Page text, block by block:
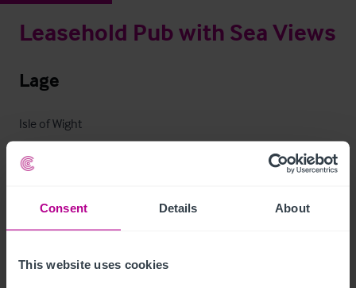
Consent Details About
This website uses cookies
Leasehold Pub with Sea Views
Lage
Isle of Wight
Leasehold Pub with Sea Views Ref:3858336
Details herunterladen